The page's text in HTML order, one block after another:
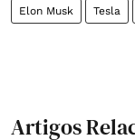
Elon Musk Tesla
Artigos